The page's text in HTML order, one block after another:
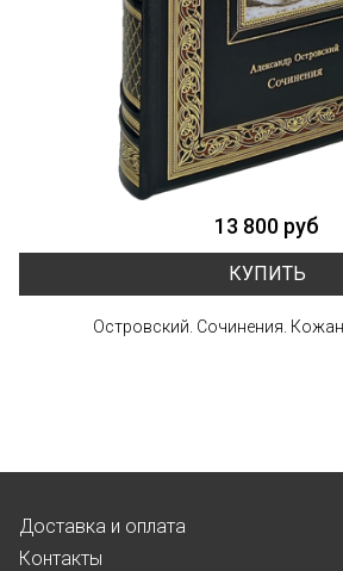
13 800 руб
КУПИТЬ
Островский. Сочинения.
Доставка и оплата
Контакты